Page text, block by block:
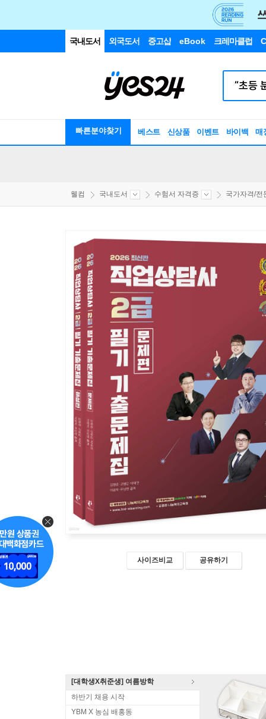
국내도서 외국도서 중고샵 eBook 크레마클럽
빠른분야찾기 베스트 신상품 이벤트 바이백 매
웰컴 국내도서 수험서 자격증 국가자격/전
사이즈비교 공유하기
[대학생X취준생] 여름방학
하반기 채용 시작
YBM X 농심 배홍동